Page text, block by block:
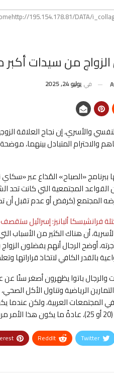
195.154.178.81/DATA/
الزواج من سيدات
في يوليو 24, 2025
والأسري، إن نجاح العلاقة
المتبادل بينهما،
«الصباح» المُذاع عبر «سكاي
المجتمعية التي كانت تحد
المجتمع (كرفض أو عدم تقبل أن
فرانشيسكا ألبانيز: إسرائيل
أن هناك الكثير من الأسباب
أوضح الرجال أنهم يفضلون الزواج
بالقدر الكافي لاتخاذ قراراتها
والرجال باتوا يظهرون أصغر سنًا
الرياضية وتناول الأكل
Twitter
ReddIt